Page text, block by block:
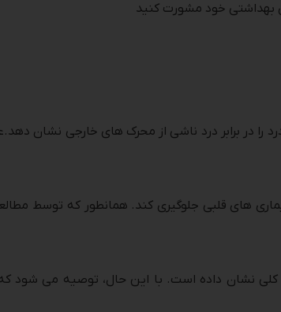
بهداشتی خود مشورت کنید
در برابر درد ناشی از محرک های خارجی نشان
های قلبی جلوگیری کند. همانطور که توسط
نشان داده است. با این حال، توصیه می شود که